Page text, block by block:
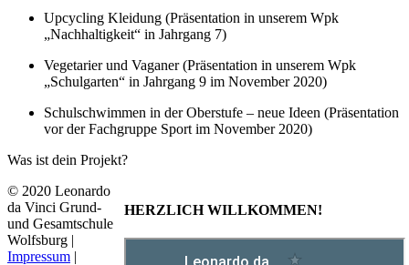
Upcycling Kleidung (Präsentation in unserem Wpk
„Nachhaltigkeit“ in Jahrgang 7)
Vegetarier und Vaganer (Präsentation in unserem Wpk
„Schulgarten“ in Jahrgang 9 im November 2020)
Schulschwimmen in der Oberstufe – neue Ideen (Präsentation
vor der Fachgruppe Sport im November 2020)
Was ist dein Projekt?
HERZLICH WILLKOMMEN!
© 2020 Leonardo
da Vinci Grund-
und Gesamtschule
Wolfsburg |
Impressum |